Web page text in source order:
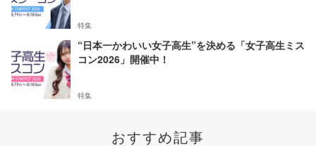
特集
“日本一かわいい女子高生”を決める「女子高生ミス
コン2026」開催中！
特集
おすすめ記事